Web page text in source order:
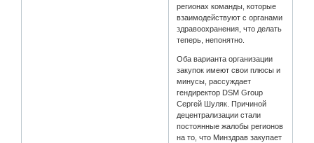
регионах команды, которые
взаимодействуют с органами
здравоохранения, что делать
теперь, непонятно.
Оба варианта организации
закупок имеют свои плюсы и
минусы, рассуждает
гендиректор DSM Group
Сергей Шуляк. Причиной
децентрализации стали
постоянные жалобы регионов
на то, что Минздрав закупает